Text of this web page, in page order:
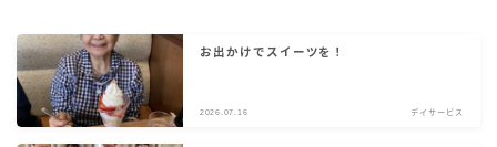
スタッフ専用ページ
占いのページ
占い（円グラフの相性）
お出かけでスイーツを！
2026.07.16 デイサービス